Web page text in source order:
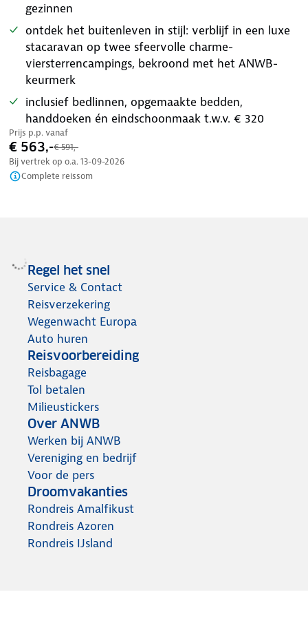
gezinnen
ontdek het buitenleven in stijl: verblijf in een luxe
stacaravan op twee sfeervolle charme-
viersterrencampings, bekroond met het ANWB-
keurmerk
inclusief bedlinnen, opgemaakte bedden,
handdoeken én eindschoonmaak t.w.v. € 320
Prijs p.p. vanaf
€ 563,-€ 591,-
Bij vertrek op o.a. 13-09-2026
Complete reissom
Regel het snel
Service & Contact
Reisverzekering
Wegenwacht Europa
Auto huren
Reisvoorbereiding
Reisbagage
Tol betalen
Milieustickers
Over ANWB
Werken bij ANWB
Vereniging en bedrijf
Voor de pers
Droomvakanties
Rondreis Amalfikust
Rondreis Azoren
Rondreis IJsland